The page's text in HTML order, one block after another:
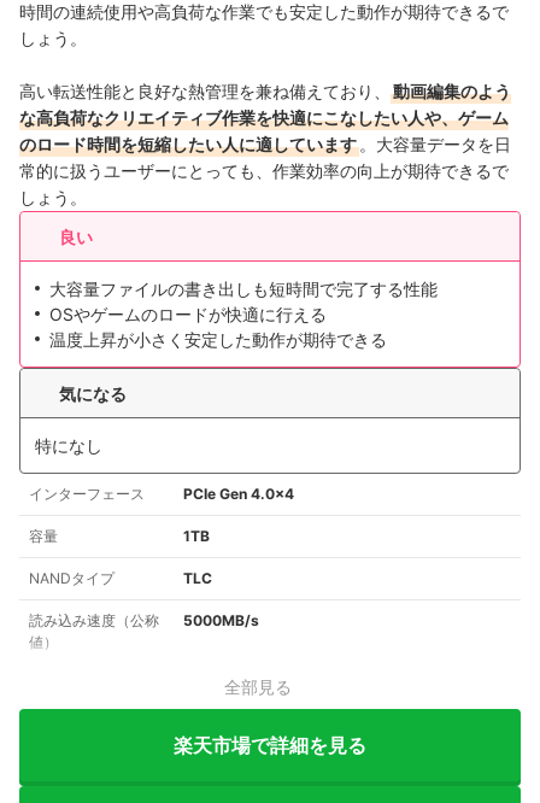
時間の連続使用や高負荷な作業でも安定した動作が期待できるで
しょう。
高い転送性能と良好な熱管理を兼ね備えており、
動画編集のよう
な高負荷なクリエイティブ作業を快適にこなしたい人や、ゲーム
のロード時間を短縮したい人に適しています 。大容量データを日
常的に扱うユーザーにとっても、作業効率の向上が期待できるで
しょう。
良い
大容量ファイルの書き出しも短時間で完了する性能
OSやゲームのロードが快適に行える
温度上昇が小さく安定した動作が期待できる
気になる
特になし
インターフェース PCIe Gen 4.0×4
容量 1TB
NANDタイプ TLC
読み込み速度（公称
値）
5000MB/s
全部見る
楽天市場で詳細を見る